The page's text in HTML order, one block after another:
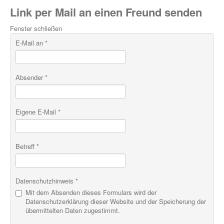
Link per Mail an einen Freund senden
Fenster schließen
E-Mail an *
Absender *
Eigene E-Mail *
Betreff *
Datenschutzhinweis *
Mit dem Absenden dieses Formulars wird der
Datenschutzerklärung dieser Website und der Speicherung der
übermittelten Daten zugestimmt.